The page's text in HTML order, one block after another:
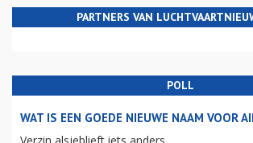
PARTNERS VAN
POLL
WAT IS EEN GOEDE NIEUWE NAAM VOOR